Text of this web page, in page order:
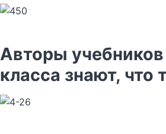
Авторы
класса знают, что